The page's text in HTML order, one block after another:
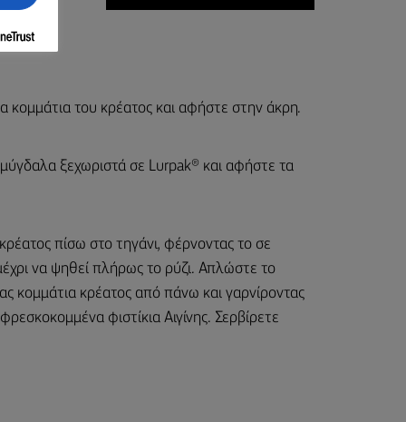
κομμάτια του κρέατος και αφήστε στην άκρη.
ξεχωριστά σε Lurpak® και αφήστε τα
πίσω στο τηγάνι, φέρνοντας το σε
να ψηθεί πλήρως το ρύζι. Απλώστε το
κομμάτια κρέατος από πάνω και γαρνίροντας
φιστίκια Αιγίνης. Σερβίρετε